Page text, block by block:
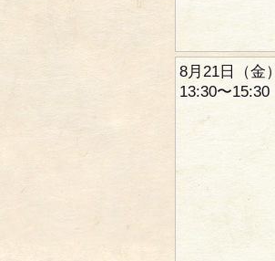
8月21日（金）
13:30〜15:30